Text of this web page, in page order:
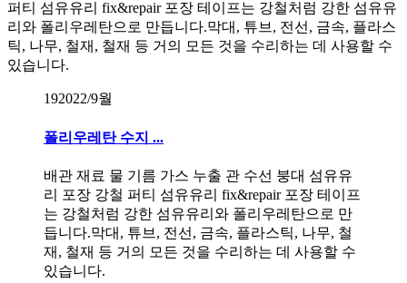
퍼티 섬유유리 fix&repair 포장 테이프는 강철처럼 강한 섬유유
리와 폴리우레탄으로 만듭니다.막대, 튜브, 전선, 금속, 플라스
틱, 나무, 철재, 철재 등 거의 모든 것을 수리하는 데 사용할 수
있습니다.
192022/9월
폴리우레탄 수지 ...
배관 재료 물 기름 가스 누출 관 수선 붕대 섬유유
리 포장 강철 퍼티 섬유유리 fix&repair 포장 테이프
는 강철처럼 강한 섬유유리와 폴리우레탄으로 만
듭니다.막대, 튜브, 전선, 금속, 플라스틱, 나무, 철
재, 철재 등 거의 모든 것을 수리하는 데 사용할 수
있습니다.